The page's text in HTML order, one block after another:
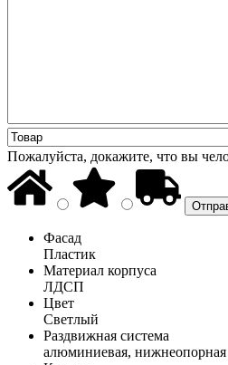
Пожалуйста, докажите, что вы
Фасад
Пластик
Материал корпуса
ЛДСП
Цвет
Светлый
Раздвижная система
алюминиевая, нижнеопорная